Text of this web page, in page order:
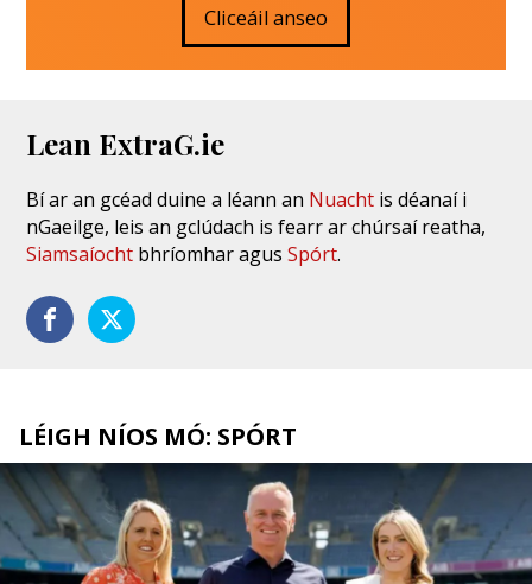
Cliceáil anseo
Lean ExtraG.ie
Bí ar an gcéad duine a léann an Nuacht is déanaí i
nGaeilge, leis an gclúdach is fearr ar chúrsaí reatha,
Siamsaíocht bhríomhar agusSpórt.
LÉIGH NÍOS MÓ: SPÓRT